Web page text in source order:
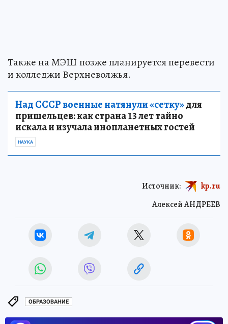
Также на МЭШ позже планируется перевести
и колледжи Верхневолжья.
Над СССР военные натянули «сетку»для
пришельцев: как страна 13 лет тайно
искала и изучала инопланетных гостей
НАУКА
Алексей АНДРЕЕВ
Источник: kp.ru
ОБРАЗОВАНИЕ